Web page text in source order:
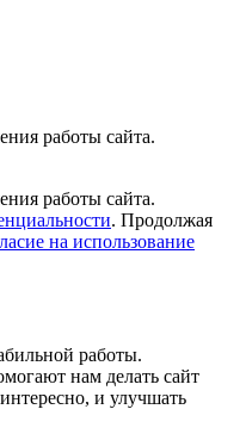
работы сайта.
работы сайта.
. Продолжая
на использование
работы.
нам делать сайт
и улучшать